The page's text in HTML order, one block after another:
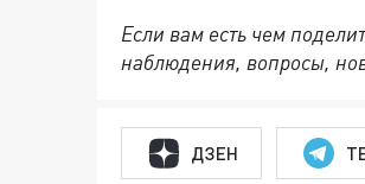
Если вам есть чем
наблюдения, вопросы,
ДЗЕН